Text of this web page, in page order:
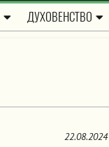
ДУХОВЕНСТВО
22.08.2024